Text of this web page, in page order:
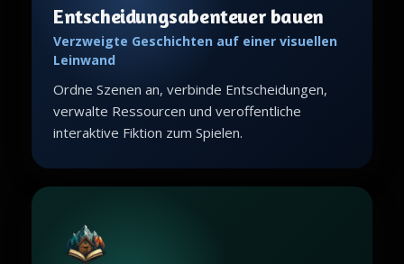
Entscheidungsabenteuer bauen
Verzweigte Geschichten auf einer visuellen
Leinwand
Ordne Szenen an, verbinde Entscheidungen,
verwalte Ressourcen und veroffentliche
interaktive Fiktion zum Spielen.